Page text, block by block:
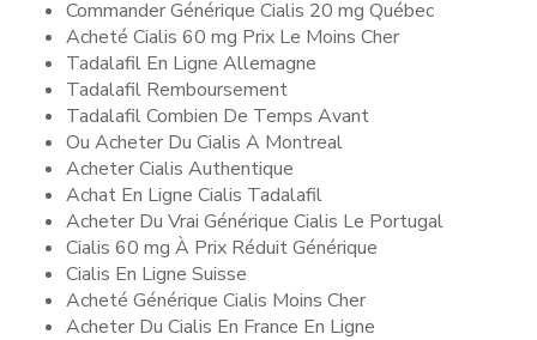
Commander Générique Cialis 20 mg Québec
Acheté Cialis 60 mg Prix Le Moins Cher
Tadalafil En Ligne Allemagne
Tadalafil Remboursement
Tadalafil Combien De Temps Avant
Ou Acheter Du Cialis A Montreal
Acheter Cialis Authentique
Achat En Ligne Cialis Tadalafil
Acheter Du Vrai Générique Cialis Le Portugal
Cialis 60 mg À Prix Réduit Générique
Cialis En Ligne Suisse
Acheté Générique Cialis Moins Cher
Acheter Du Cialis En France En Ligne